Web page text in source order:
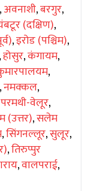
,अवनाशी,बरगुर,
(दक्षिण),
,इरोड (पश्चिम),
,होसुर,कंगायम,
,
,नमक्कल,
परमथी-वेलूर,
,सलेम
,सिंगनल्लूर,सुलूर,
,तिरुप्पुर
,वालपराई,